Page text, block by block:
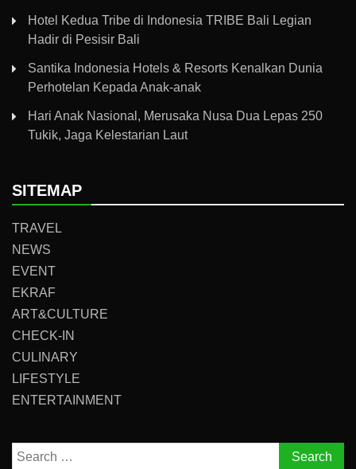
Hotel Kedua Tribe di Indonesia TRIBE Bali Legian
Hadir di Pesisir Bali
Santika Indonesia Hotels & Resorts Kenalkan Dunia
Perhotelan Kepada Anak-anak
Hari Anak Nasional, Merusaka Nusa Dua Lepas 250
Tukik, Jaga Kelestarian Laut
SITEMAP
TRAVEL
NEWS
EVENT
EKRAF
ART&CULTURE
CHECK-IN
CULINARY
LIFESTYLE
ENTERTAINMENT
Search